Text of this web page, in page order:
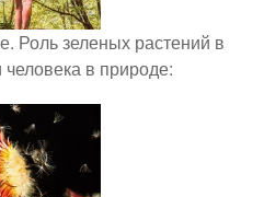
Роль зеленых растений в
в природе: